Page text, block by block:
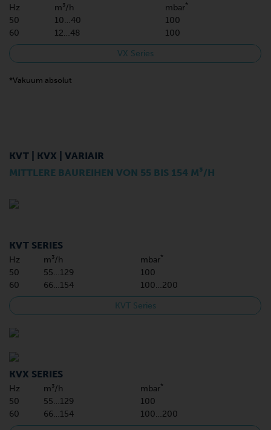
Hz m³/h mbar*
50 10…40
100
60
12…48 100
VX Series
*Vakuum absolut
KVT | KVX | VARIAIR
MITTLERE BAUREIHEN VON 55 BIS 154 M³/H
KVT SERIES
Hz m³/h mbar*
50 55…129
100
60
66…154 100…200
KVT Series
KVX SERIES
Hz m³/h mbar*
50 55…129
100
60
66…154 100…200